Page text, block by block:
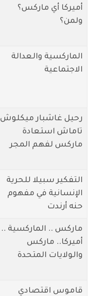
أميركا أي ماركس؟
ولمن؟
الماركسية والعدالة
الاجتماعية
رحيل غاشبار ميكلوش
تاماش استعادة
ماركس لفهم المجر
التفكير سبيلا للحرية
الإنسانية في مفهوم
حنه أرندت
ماركس .. الماركسية ..
أميركا.. ماركس
والولايات المتحدة
قاموس اقتصادي